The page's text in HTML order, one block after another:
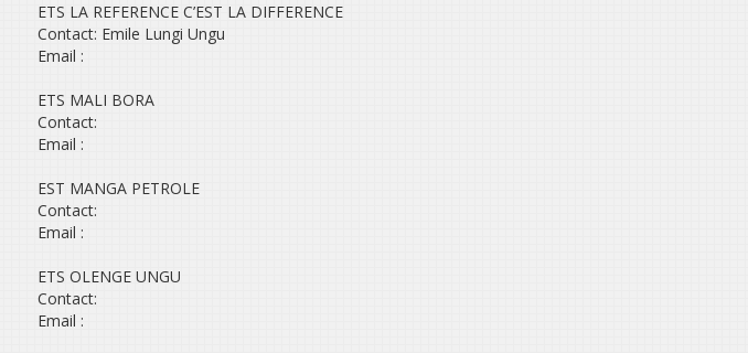
ETS LA REFERENCE C’EST LA DIFFERENCE
Contact: Emile Lungi Ungu
Email :
ETS MALI BORA
Contact:
Email :
EST MANGA PETROLE
Contact:
Email :
ETS OLENGE UNGU
Contact:
Email :